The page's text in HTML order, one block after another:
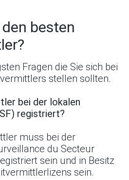
besten
Fragen die Sie sich bei
stellen sollten.
bei der lokalen
registriert?
muss bei der
du Secteur
sein und in Besitz
sein.